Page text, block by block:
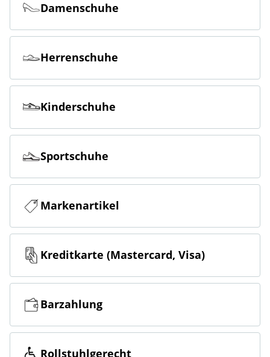
Damenschuhe
Herrenschuhe
Kinderschuhe
Sportschuhe
Markenartikel
Kreditkarte (Mastercard, Visa)
Barzahlung
Rollstuhlgerecht